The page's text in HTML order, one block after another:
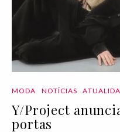
MODA NOTÍCIAS
Y/Project
portas